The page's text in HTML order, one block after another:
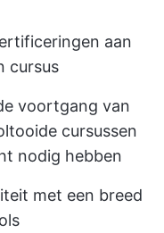
aan
cursus
voortgang van
cursussen
nodig hebben
met een breed